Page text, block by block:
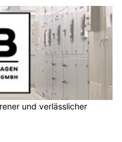
und verlässlicher